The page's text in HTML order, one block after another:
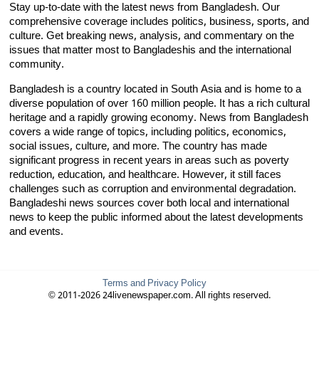
Stay up-to-date with the latest news from Bangladesh. Our
comprehensive coverage includes politics, business, sports, and
culture. Get breaking news, analysis, and commentary on the
issues that matter most to Bangladeshis and the international
community.
Bangladesh is a country located in South Asia and is home to a
diverse population of over 160 million people. It has a rich cultural
heritage and a rapidly growing economy. News from Bangladesh
covers a wide range of topics, including politics, economics,
social issues, culture, and more. The country has made
significant progress in recent years in areas such as poverty
reduction, education, and healthcare. However, it still faces
challenges such as corruption and environmental degradation.
Bangladeshi news sources cover both local and international
news to keep the public informed about the latest developments
and events.
Terms and Privacy Policy
© 2011-2026 24livenewspaper.com. All rights reserved.